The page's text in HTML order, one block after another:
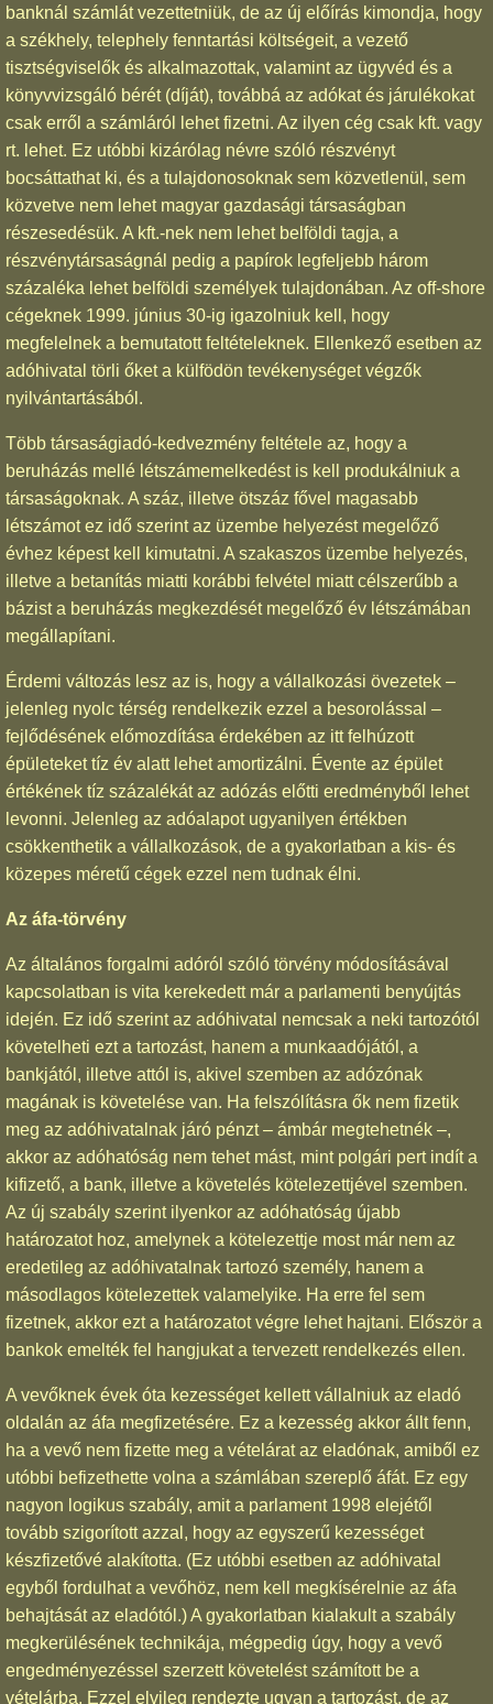
banknál számlát vezettetniük, de az új előírás kimondja, hogy
a székhely, telephely fenntartási költségeit, a vezető
tisztségviselők és alkalmazottak, valamint az ügyvéd és a
könyvvizsgáló bérét (díját), továbbá az adókat és járulékokat
csak erről a számláról lehet fizetni. Az ilyen cég csak kft. vagy
rt. lehet. Ez utóbbi kizárólag névre szóló részvényt
bocsáttathat ki, és a tulajdonosoknak sem közvetlenül, sem
közvetve nem lehet magyar gazdasági társaságban
részesedésük. A kft.-nek nem lehet belföldi tagja, a
részvénytársaságnál pedig a papírok legfeljebb három
százaléka lehet belföldi személyek tulajdonában. Az off-shore
cégeknek 1999. június 30-ig igazolniuk kell, hogy
megfelelnek a bemutatott feltételeknek. Ellenkező esetben az
adóhivatal törli őket a külfödön tevékenységet végzők
nyilvántartásából.
Több társaságiadó-kedvezmény feltétele az, hogy a
beruházás mellé létszámemelkedést is kell produkálniuk a
társaságoknak. A száz, illetve ötszáz fővel magasabb
létszámot ez idő szerint az üzembe helyezést megelőző
évhez képest kell kimutatni. A szakaszos üzembe helyezés,
illetve a betanítás miatti korábbi felvétel miatt célszerűbb a
bázist a beruházás megkezdését megelőző év létszámában
megállapítani.
Érdemi változás lesz az is, hogy a vállalkozási övezetek –
jelenleg nyolc térség rendelkezik ezzel a besorolással –
fejlődésének előmozdítása érdekében az itt felhúzott
épületeket tíz év alatt lehet amortizálni. Évente az épület
értékének tíz százalékát az adózás előtti eredményből lehet
levonni. Jelenleg az adóalapot ugyanilyen értékben
csökkenthetik a vállalkozások, de a gyakorlatban a kis- és
közepes méretű cégek ezzel nem tudnak élni.
Az áfa-törvény
Az általános forgalmi adóról szóló törvény módosításával
kapcsolatban is vita kerekedett már a parlamenti benyújtás
idején. Ez idő szerint az adóhivatal nemcsak a neki tartozótól
követelheti ezt a tartozást, hanem a munkaadójától, a
bankjától, illetve attól is, akivel szemben az adózónak
magának is követelése van. Ha felszólításra ők nem fizetik
meg az adóhivatalnak járó pénzt – ámbár megtehetnék –,
akkor az adóhatóság nem tehet mást, mint polgári pert indít a
kifizető, a bank, illetve a követelés kötelezettjével szemben.
Az új szabály szerint ilyenkor az adóhatóság újabb
határozatot hoz, amelynek a kötelezettje most már nem az
eredetileg az adóhivatalnak tartozó személy, hanem a
másodlagos kötelezettek valamelyike. Ha erre fel sem
fizetnek, akkor ezt a határozatot végre lehet hajtani. Először a
bankok emelték fel hangjukat a tervezett rendelkezés ellen.
A vevőknek évek óta kezességet kellett vállalniuk az eladó
oldalán az áfa megfizetésére. Ez a kezesség akkor állt fenn,
ha a vevő nem fizette meg a vételárat az eladónak, amiből ez
utóbbi befizethette volna a számlában szereplő áfát. Ez egy
nagyon logikus szabály, amit a parlament 1998 elejétől
tovább szigorított azzal, hogy az egyszerű kezességet
készfizetővé alakította. (Ez utóbbi esetben az adóhivatal
egyből fordulhat a vevőhöz, nem kell megkísérelnie az áfa
behajtását az eladótól.) A gyakorlatban kialakult a szabály
megkerülésének technikája, mégpedig úgy, hogy a vevő
engedményezéssel szerzett követelést számított be a
vételárba. Ezzel elvileg rendezte ugyan a tartozást, de az